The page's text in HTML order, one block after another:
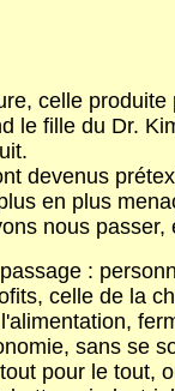
celle
le fille du Dr.
devenus
en plus
nous
:
celle de la
sans se
pour le tout,